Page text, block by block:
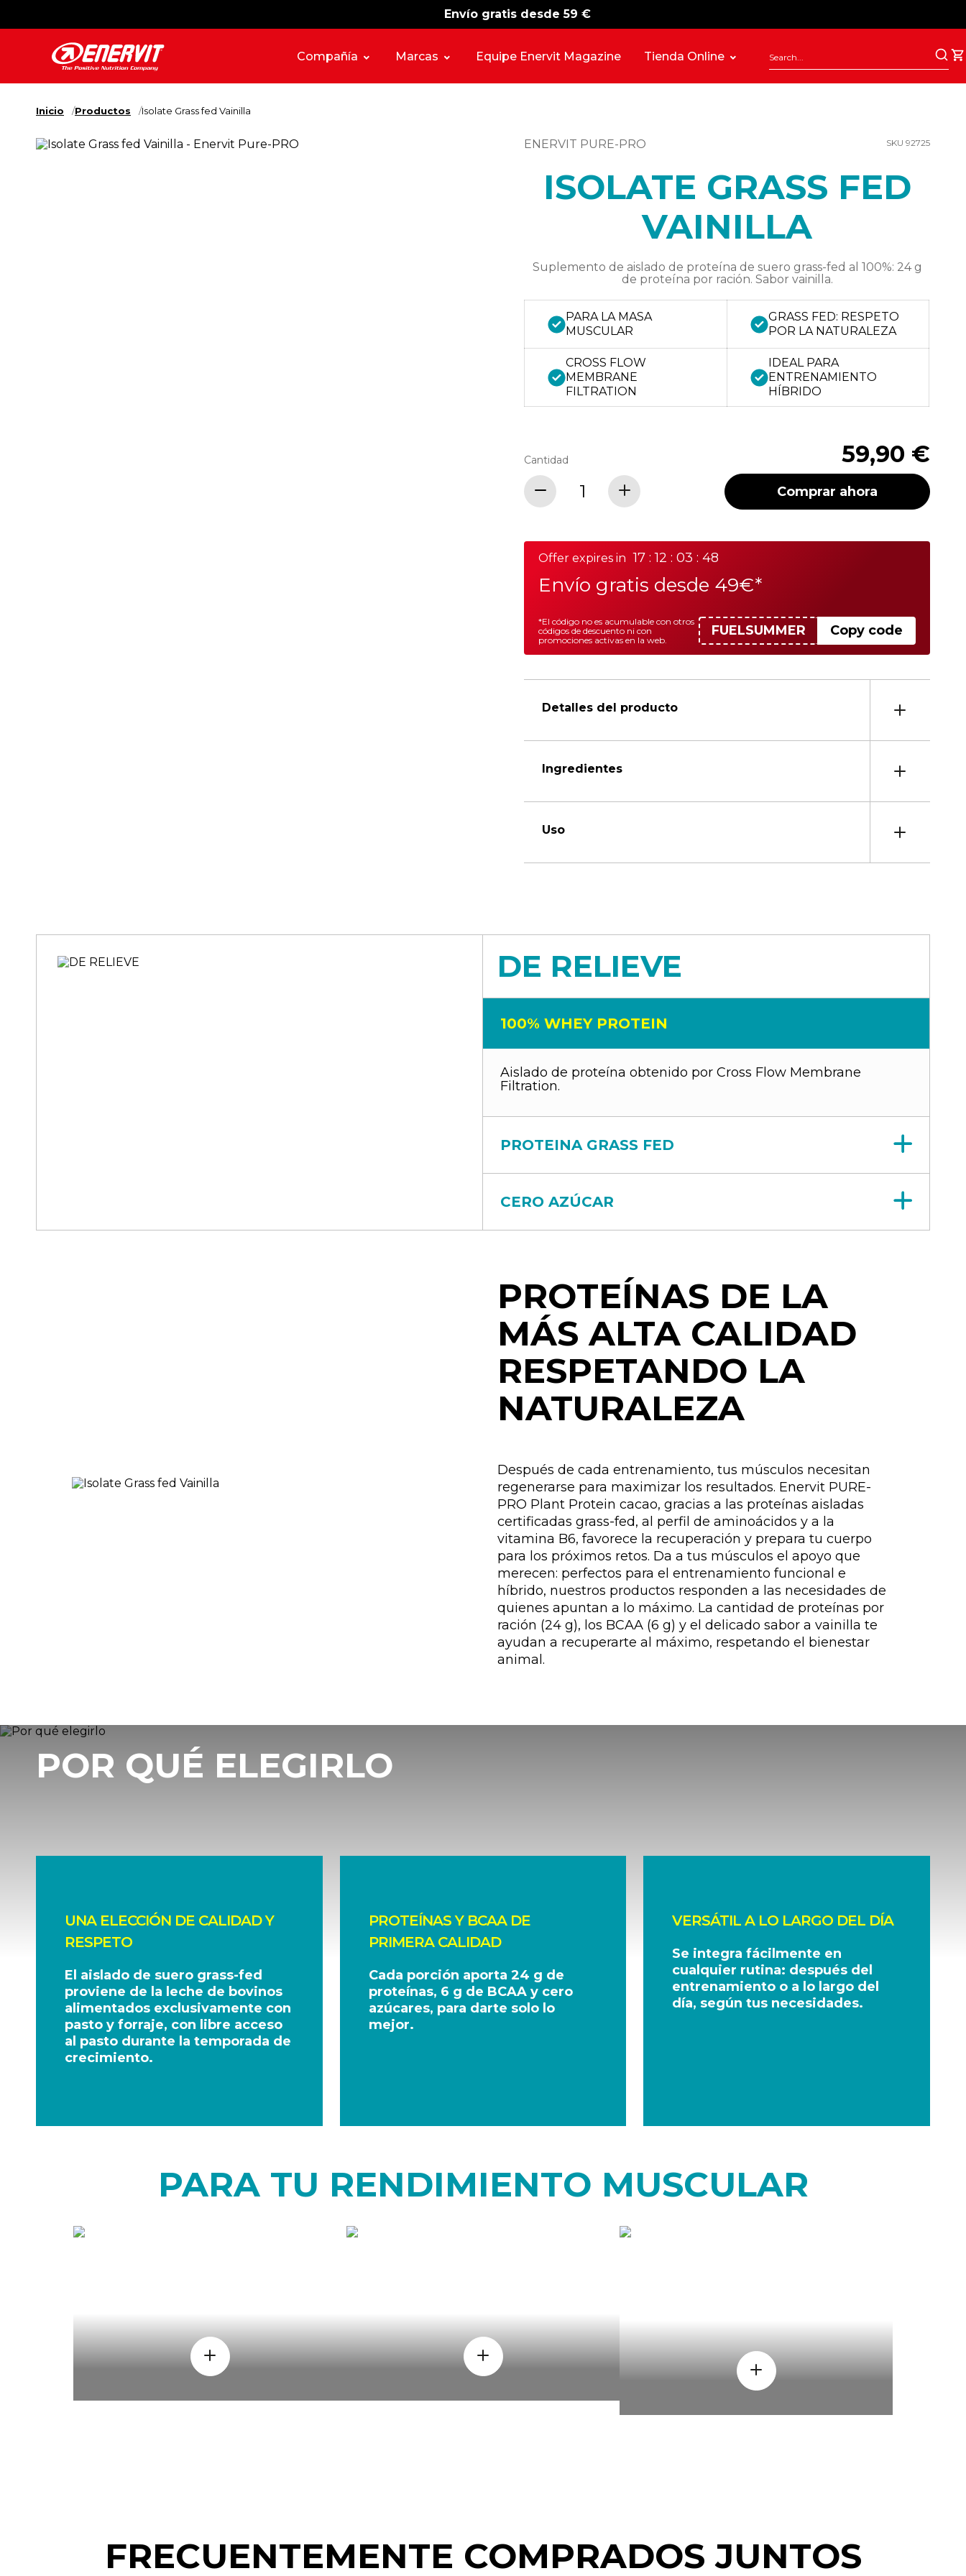
Envío gratis desde 59 €
-15% free shipping
Compañía Marcas Equipe Enervit Magazine Tienda Online
Inicio Productos Isolate Grass fed Vainilla
ENERVIT PURE-PRO SKU 92725
ISOLATE GRASS FED
VAINILLA
Suplemento de aislado de proteína de suero grass-fed al 100%: 24 g
de proteína por ración. Sabor vainilla.
PARA LA MASA
MUSCULAR
GRASS FED: RESPETO
POR LA NATURALEZA
CROSS FLOW
MEMBRANE
FILTRATION
IDEAL PARA
ENTRENAMIENTO
HÍBRIDO
59,90 €
Cantidad
Comprar ahora
Offer expires in 17 : 12 : 03 : 48
Envío gratis desde 49€*
FUELSUMMER Copy code
*El código no es acumulable con otros
códigos de descuento ni con
promociones activas en la web.
Detalles del producto
Ingredientes
Uso
DE RELIEVE
100% WHEY PROTEIN
Aislado de proteína obtenido por Cross Flow Membrane
Filtration.
PROTEINA GRASS FED
CERO AZÚCAR
PROTEÍNAS DE LA
MÁS ALTA CALIDAD
RESPETANDO LA
NATURALEZA
Después de cada entrenamiento, tus músculos necesitan
regenerarse para maximizar los resultados. Enervit PURE-
PRO Plant Protein cacao, gracias a las proteínas aisladas
certificadas grass-fed, al perfil de aminoácidos y a la
vitamina B6, favorece la recuperación y prepara tu cuerpo
para los próximos retos. Da a tus músculos el apoyo que
merecen: perfectos para el entrenamiento funcional e
híbrido, nuestros productos responden a las necesidades de
quienes apuntan a lo máximo. La cantidad de proteínas por
ración (24 g), los BCAA (6 g) y el delicado sabor a vainilla te
ayudan a recuperarte al máximo, respetando el bienestar
animal.
POR QUÉ ELEGIRLO
UNA ELECCIÓN DE CALIDAD Y
RESPETO
El aislado de suero grass-fed
proviene de la leche de bovinos
alimentados exclusivamente con
pasto y forraje, con libre acceso
al pasto durante la temporada de
crecimiento.
PROTEÍNAS Y BCAA DE
PRIMERA CALIDAD
Cada porción aporta 24 g de
proteínas, 6 g de BCAA y cero
azúcares, para darte solo lo
mejor.
VERSÁTIL A LO LARGO DEL DÍA
Se integra fácilmente en
cualquier rutina: después del
entrenamiento o a lo largo del
día, según tus necesidades.
PARA TU RENDIMIENTO MUSCULAR
FRECUENTEMENTE COMPRADOS JUNTOS